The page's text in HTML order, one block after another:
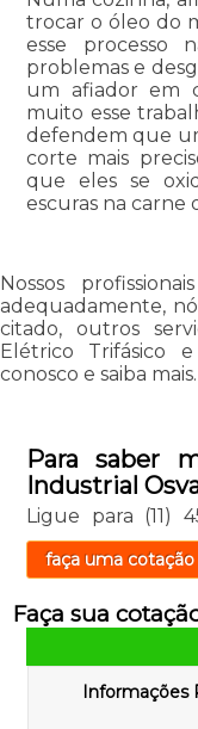
trocar o óleo do
esse processo
problemas e
um afiador em
muito esse
defendem que
corte mais
que eles se
escuras na carne
Nossos
adequadamente,
citado, outros
Elétrico Trifásico
conosco e saiba mais.
Para saber
Industrial
Ligue para (11)
faça uma cotação
Faça sua
Informações